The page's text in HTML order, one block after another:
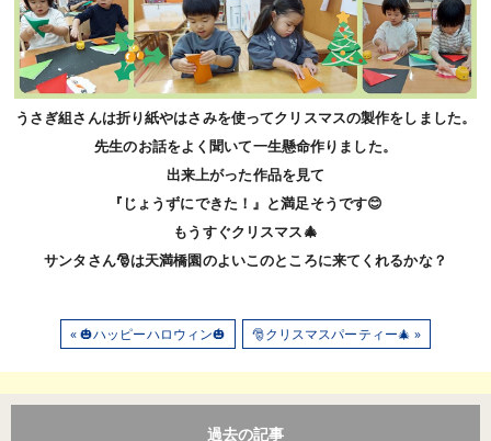
うさぎ組さんは折り紙やはさみを使ってクリスマスの製作をしました。
先生のお話をよく聞いて一生懸命作りました。
出来上がった作品を見て
『じょうずにできた！』と満足そうです😊
もうすぐクリスマス🎄
サンタさん🎅は天満橋園のよいこのところに来てくれるかな？
« 🎃ハッピーハロウィン🎃 🎅クリスマスパーティー🎄 »
過去の記事